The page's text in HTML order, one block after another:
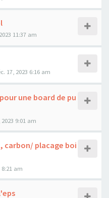
11:37 am
17, 2023 6:16 am
une board de pu
9:01 am
carbon/ placage boi
am